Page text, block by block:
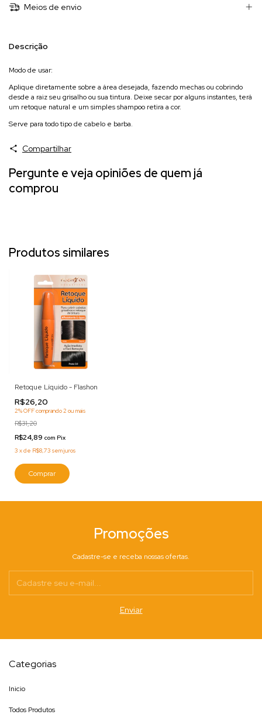
Meios de envio
Descrição
Modo de usar:
Aplique diretamente sobre a área desejada, fazendo mechas ou cobrindo
desde a raiz seu grisalho ou sua tintura. Deixe secar por alguns instantes, terá
um retoque natural e um simples shampoo retira a cor.
Serve para todo tipo de cabelo e barba.
Compartilhar
Pergunte e veja opiniões de quem já
comprou
Produtos similares
Retoque Líquido - Flashon
R$26,20
2% OFFcomprando 2 ou mais
R$31,20
R$24,89 com Pix
3 xde R$8,73 sem juros
Comprar
Promoções
Cadastre-se e receba nossas ofertas.
Categorias
Inicio
Todos Produtos